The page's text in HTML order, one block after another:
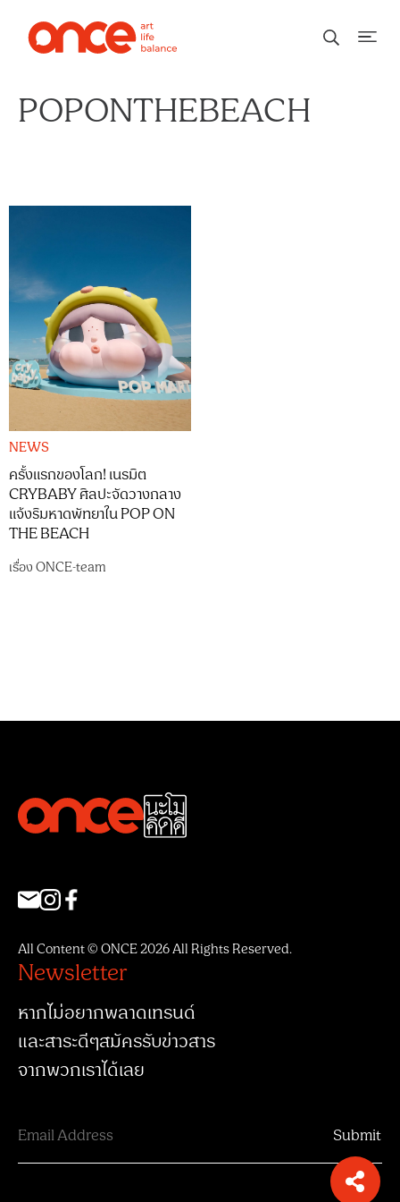
POPONTHEBEACH
NEWS
ครั้งแรกของโลก! เนรมิต
CRYBABY ศิลปะจัดวางกลาง
แจ้งริมหาดพัทยาใน POP ON
THE BEACH
เรื่องONCE-team
All Content © ONCE 2026 All Rights Reserved.
Newsletter
หากไม่อยากพลาดเทรนด์
และสาระดีๆสมัครรับข่าวสาร
จากพวกเราได้เลย